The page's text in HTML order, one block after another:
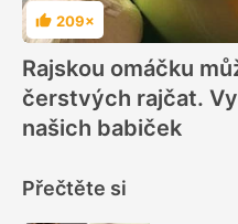
Hodnocení
209×
Rajskou omáčku
čerstvých rajčat.
našich babiček
Přečtěte si